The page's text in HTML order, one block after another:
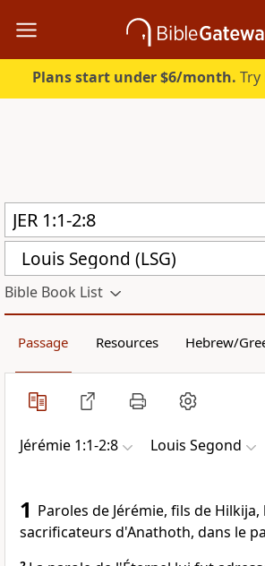
Plans start under $6/month. Try
Louis Segond (LSG)
Bible Book List
Passage Resources Hebrew/
Jérémie 1:1-2:8 Louis Segond
1 Paroles de Jérémie, fils de Hilkija,
sacrificateurs d'Anathoth, dans le